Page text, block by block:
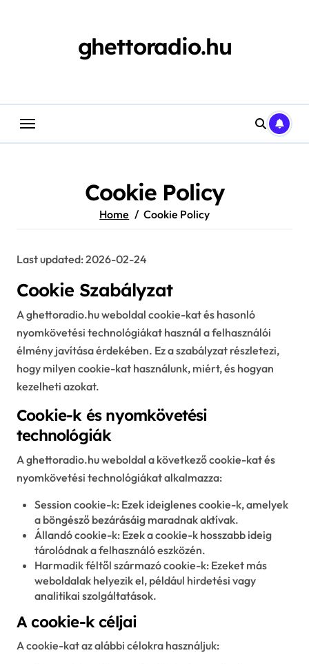
ghettoradio.hu
Cookie Policy
Home Cookie Policy
Last updated: 2026-02-24
Cookie Szabályzat
A ghettoradio.hu weboldal cookie-kat és hasonló
nyomkövetési technológiákat használ a felhasználói
élmény javítása érdekében. Ez a szabályzat részletezi,
hogy milyen cookie-kat használunk, miért, és hogyan
kezelheti azokat.
Cookie-k és nyomkövetési
technológiák
A ghettoradio.hu weboldal a következő cookie-kat és
nyomkövetési technológiákat alkalmazza:
Session cookie-k: Ezek ideiglenes cookie-k, amelyek
a böngésző bezárásáig maradnak aktívak.
Állandó cookie-k: Ezek a cookie-k hosszabb ideig
tárolódnak a felhasználó eszközén.
Harmadik féltől származó cookie-k: Ezeket más
weboldalak helyezik el, például hirdetési vagy
analitikai szolgáltatások.
A cookie-k céljai
A cookie-kat az alábbi célokra használjuk: